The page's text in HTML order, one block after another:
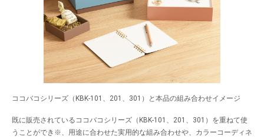
ココバコシリーズ（KBK-101、201、301）と本品の組み合わせイメージ
既に販売されているココバコシリーズ（KBK-101、201、301）を重ねて使
うことができ※、用途に合わせた実用的な組み合わせや、カラーコーディネ